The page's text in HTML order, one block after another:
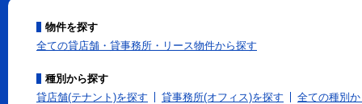
物件を探す
全ての貸店舗・貸事務所・リース物件から探す
種別から探す
貸店舗(テナント)を探す
貸事務所(オフィス)を探す 全ての種別